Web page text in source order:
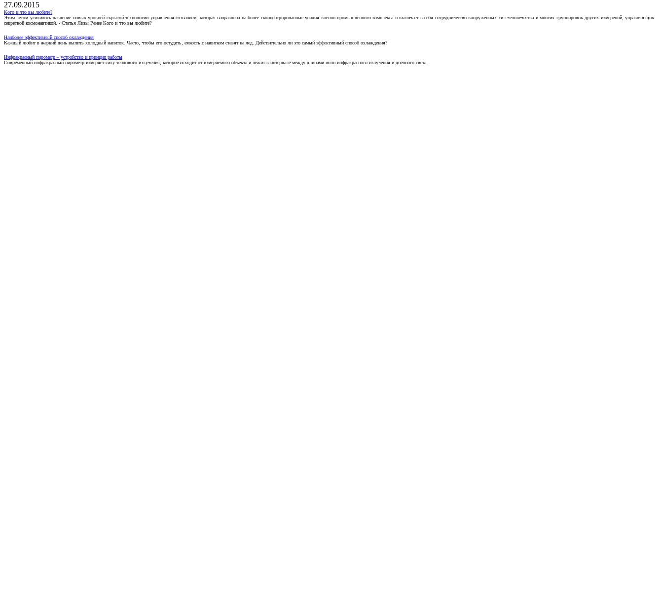
27.09.2015
Кого и что вы любите?
Этим летом усилилось давление новых уровней скрытой технологии управления сознанием, которая направлена на более сконцентрированные усилия военно-промышленного комплекса и включает в себя сотрудничество вооруженных сил человечества и многих группировок других измерений, управляющих
секретной космонавтикой. - Статья Лизы Ренее Кого и что вы любите?
Наиболее эффективный способ охлаждения
Каждый любит в жаркий день выпить холодный напиток. Часто, чтобы его остудить, емкость с напитком ставят на лед. Действительно ли это самый эффективный способ охлаждения?
Инфракрасный пирометр – устройство и принцип работы
Современный инфракрасный пирометр измеряет силу теплового излучения, которое исходит от измеряемого объекта и лежит в интервале между длинами волн инфракрасного излучения и дневного света.